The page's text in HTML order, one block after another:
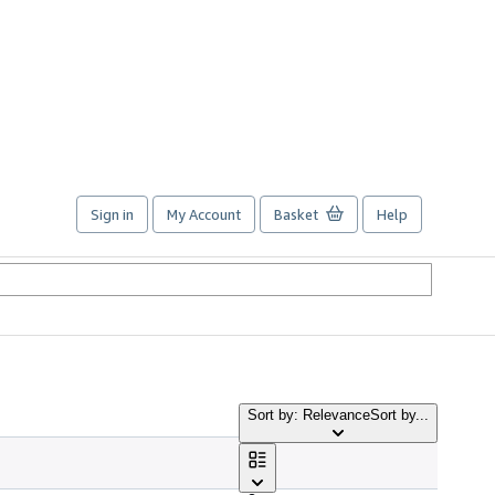
Sign in My Account Basket Help
Sort by: RelevanceSort by...